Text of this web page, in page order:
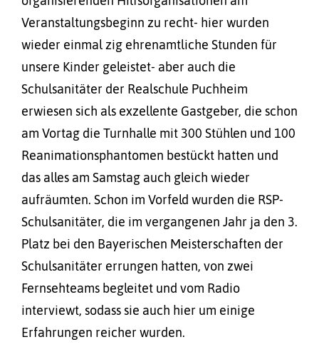
Veranstaltungsbeginn zu recht- hier wurden
wieder einmal zig ehrenamtliche Stunden für
unsere Kinder geleistet- aber auch die
Schulsanitäter der Realschule Puchheim
erwiesen sich als exzellente Gastgeber, die schon
am Vortag die Turnhalle mit 300 Stühlen und 100
Reanimationsphantomen bestückt hatten und
das alles am Samstag auch gleich wieder
aufräumten. Schon im Vorfeld wurden die RSP-
Schulsanitäter, die im vergangenen Jahr ja den 3.
Platz bei den Bayerischen Meisterschaften der
Schulsanitäter errungen hatten, von zwei
Fernsehteams begleitet und vom Radio
interviewt, sodass sie auch hier um einige
Erfahrungen reicher wurden.